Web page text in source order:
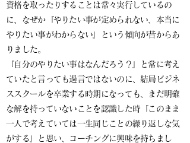
資格を取ったりすることは常々実行しているの
に、なぜか『やりたい事が定められない、本当に
やりたい事がわからない』という傾向が昔からあ
りました。
『自分のやりたい事はなんだろう？』と常に考え
ていたと言っても過言ではないのに、結局ビジネ
ススクールを卒業する時期になっても、まだ明確
な解を持っていないことを認識した時『このまま
一人で考えていては一生同じことの繰り返しな気
がする』と思い、コーチングに興味を持ちまし